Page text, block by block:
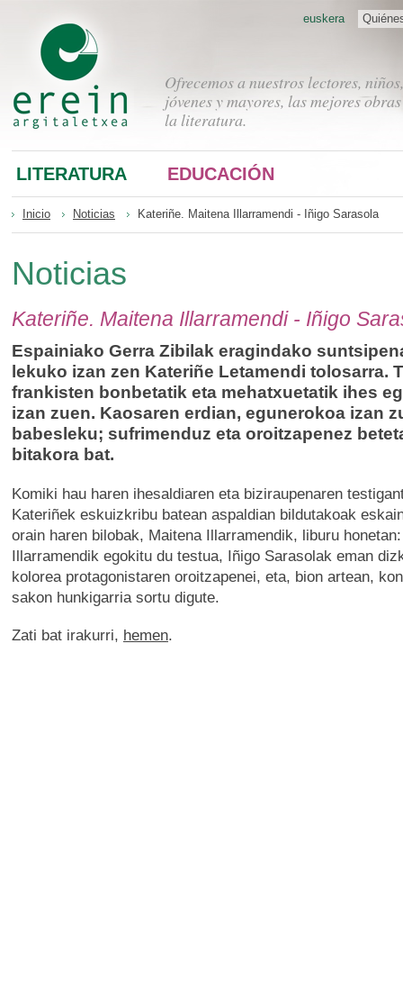
Ofrecemos a nuestros lectores, niños,
jóvenes y mayores, las mejores
la literatura.
euskera
LITERATURA EDUCACIÓN
Inicio Noticias Kateriñe. Maitena Illarramendi - Iñigo Sarasola
Noticias
Kateriñe. Maitena Illarramendi - Iñigo
Espainiako Gerra Zibilak eragindako
lekuko izan zen Kateriñe Letamendi tolosarra.
frankisten bonbetatik eta mehatxuetatik ihes
izan zuen. Kaosaren erdian, egunerokoa izan
babesleku; sufrimenduz eta oroitzapenez
bitakora bat.
Komiki hau haren ihesaldiaren eta biziraupenaren
Kateriñek eskuizkribu batean aspaldian bildutakoak
orain haren bilobak, Maitena Illarramendik, liburu honetan:
Illarramendik egokitu du testua, Iñigo Sarasolak eman
kolorea protagonistaren oroitzapenei, eta, bion artean,
sakon hunkigarria sortu digute.
Zati bat irakurri, hemen.